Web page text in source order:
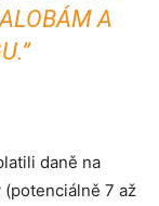
A
daně na
7 až